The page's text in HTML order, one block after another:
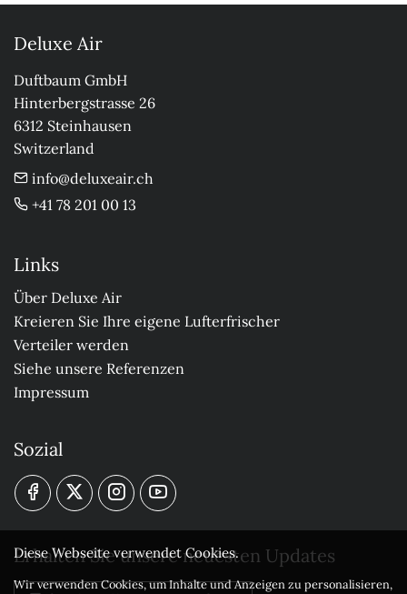
Deluxe Air
Duftbaum GmbH
Hinterbergstrasse 26
6312 Steinhausen
Switzerland
info@deluxeair.ch
+41 78 201 00 13
Links
Über Deluxe Air
Kreieren Sie Ihre eigene Lufterfrischer
Verteiler werden
Siehe unsere Referenzen
Impressum
Sozial
Erhalten Sie unsere neuesten Updates
Diese Webseite verwendet Cookies.
Wir verwenden Cookies, um Inhalte und Anzeigen zu personalisieren,